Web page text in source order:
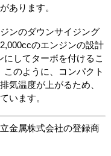
あります。
ンのダウンサイジング
のエンジンの設計
してターボを付けるこ
のように、コンパクト
気温度が上がるため、
います。
金属株式会社の登録商